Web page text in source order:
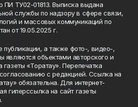
ПИ ТУ02-01813. Выписка выдана
службы по надзору в сфере связи,
и массовых коммуникаций по
от 19.05.2025 г.
публикации, а также фото-, видео-,
являются объектами авторского и
«Торатау». Перепечатка
с редакцией. Ссылка на
обязательна. Для интернет-
гиперссылка на сайт газеты